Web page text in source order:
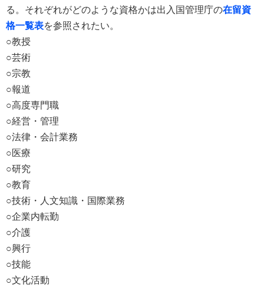
る。それぞれがどのような資格かは出入国管理庁の在留資
格一覧表を参照されたい。
○教授
○芸術
○宗教
○報道
○高度専門職
○経営・管理
○法律・会計業務
○医療
○研究
○教育
○技術・人文知識・国際業務
○企業内転勤
○介護
○興行
○技能
○文化活動